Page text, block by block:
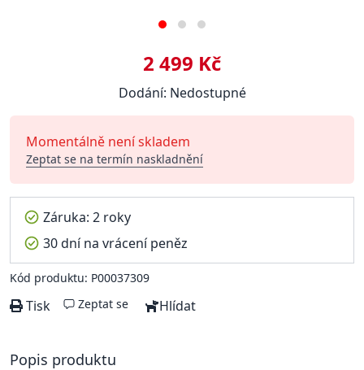
2 499 Kč
Dodání: Nedostupné
Momentálně není skladem
Zeptat se na termín naskladnění
Záruka: 2 roky
30 dní na vrácení peněz
Kód produktu: P00037309
Tisk Zeptat se Hlídat
Popis produktu